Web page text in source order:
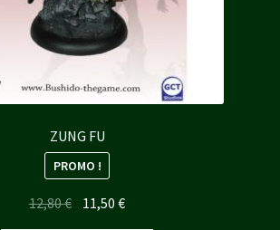
ZUNG FU
PROMO !
12,80€ Le11,50€Le